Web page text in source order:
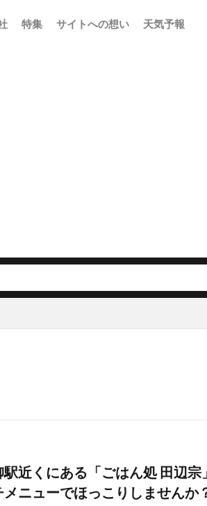
特集 サイトへの想い 天気予報
近くにある「ごはん処 田辺宗」
ニューでほっこりしませんか